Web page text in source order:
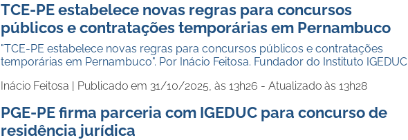
TCE-PE estabelece novas regras para concursos
públicos e contratações temporárias em Pernambuco
"TCE-PE estabelece novas regras para concursos públicos e contratações
temporárias em Pernambuco". Por Inácio Feitosa. Fundador do Instituto IGEDUC
Inácio Feitosa | Publicado em 31/10/2025, às 13h26 - Atualizado às 13h28
PGE-PE firma parceria com IGEDUC para concurso de
residência jurídica